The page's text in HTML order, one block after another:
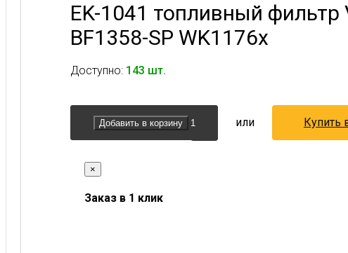
EK-1041 топливный фильтр
BF1358-SP WK1176x
Доступно: 143 шт.
Добавить в корзину или Купить
×
Заказ в 1 клик